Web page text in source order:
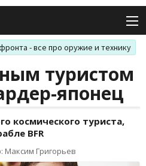
- все про оружие и технику
туристом
японец
космического туриста,
BFR
Максим Григорьев